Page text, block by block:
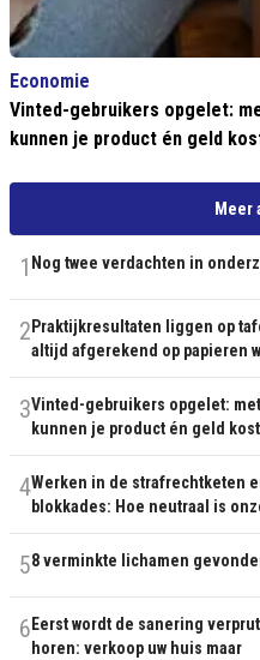
Economie
Vinted-gebruikers opgelet:
kunnen je product én geld
Meer
1 Nog twee verdachten in
2 Praktijkresultaten liggen op
altijd afgerekend op papieren
3Vinted-gebruikers opgelet:
kunnen je product én geld
4Werken in de strafrechtketen
blokkades: Hoe neutraal is
58 verminkte lichamen
6 Eerst wordt de sanering
horen: verkoop uw huis maar